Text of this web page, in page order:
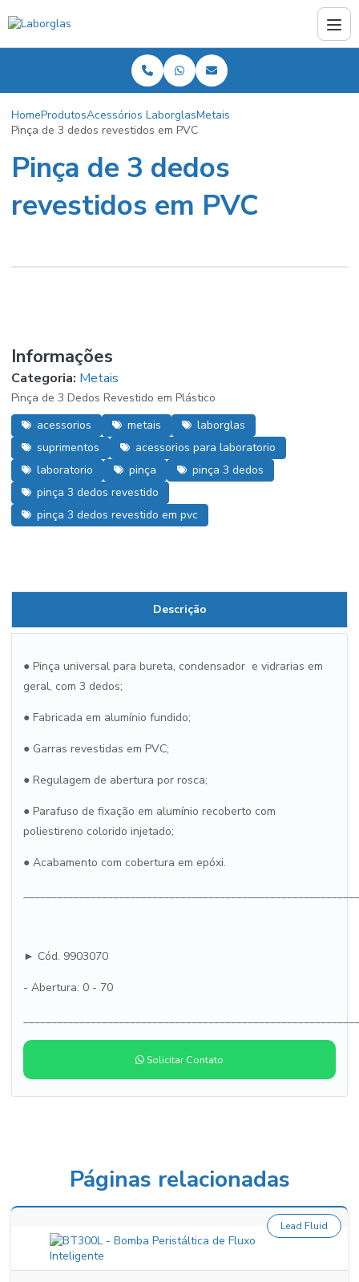
HomeProdutosAcessórios LaborglasMetais
Pinça de 3 dedos revestidos em PVC
Pinça de 3 dedos
revestidos em PVC
Informações
Categoria: Metais
Pinça de 3 Dedos Revestido em Plástico
acessorios
metais
laborglas
suprimentos
acessorios para laboratorio
laboratorio
pinça
pinça 3 dedos
pinça 3 dedos revestido
pinça 3 dedos revestido em pvc
Descrição
● Pinça universal para bureta, condensador e vidrarias em
geral, com 3 dedos;
● Fabricada em alumínio fundido;
● Garras revestidas em PVC;
● Regulagem de abertura por rosca;
● Parafuso de fixação em alumínio recoberto com
poliestireno colorido injetado;
● Acabamento com cobertura em epóxi.
► Cód. 9903070
- Abertura: 0 - 70
Solicitar Contato
Páginas relacionadas
Lead Fluid